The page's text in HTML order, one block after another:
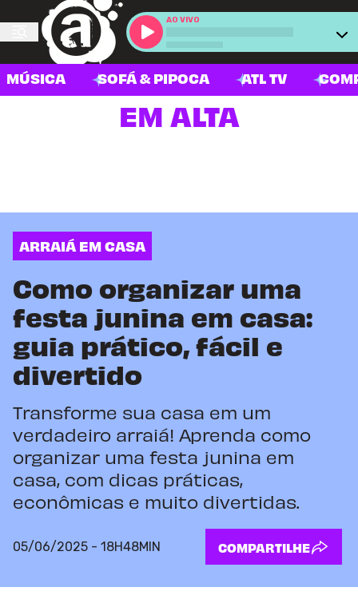
AO VIVO
MÚSICA SOFÁ & PIPOCA ATL TV
EM ALTA
ARRAIÁ EM CASA
Como organizar uma
festa junina em casa:
guia prático, fácil e
divertido
Transforme sua casa em um
verdadeiro arraiá! Aprenda como
organizar uma festa junina em
casa, com dicas práticas,
econômicas e muito divertidas.
05/06/2025 - 18H48MIN COMPARTILHE